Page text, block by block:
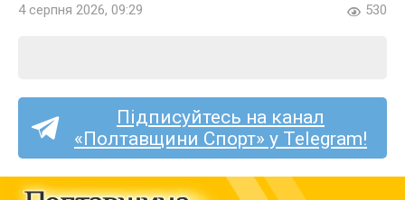
4 серпня 2026, 09:29 530
Підписуйтесь на канал
«Полтавщини Спорт» у Telegram!